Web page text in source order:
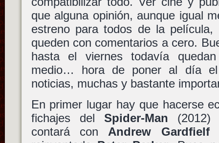
que alguna opinión, aunque igual
estreno para todos de la
queden con comentarios a cero.
hasta el viernes todavía
medio… hora de poner al día
noticias, muchas y bastante
En primer lugar hay que hacerse
fichajes del Spider-Man
contará con Andrew Gardfielf